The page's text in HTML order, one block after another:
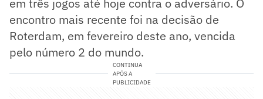
encontro mais recente foi na decisão de
Roterdam, em fevereiro deste ano, vencida
pelo número 2 do mundo.
CONTINUA
APÓS A
PUBLICIDADE